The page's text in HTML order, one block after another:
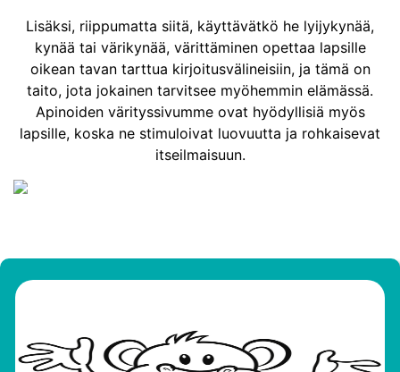
Lisäksi, riippumatta siitä, käyttävätkö he lyijykynää,
kynää tai värikynää, värittäminen opettaa lapsille
oikean tavan tarttua kirjoitusvälineisiin, ja tämä on
taito, jota jokainen tarvitsee myöhemmin elämässä.
Apinoiden värityssivumme ovat hyödyllisiä myös
lapsille, koska ne stimuloivat luovuutta ja rohkaisevat
itseilmaisuun.